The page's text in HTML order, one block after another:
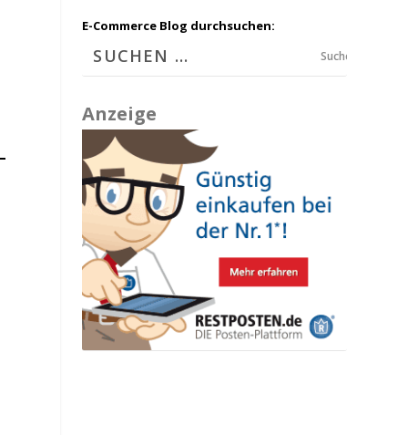
E-Commerce Blog durchsuchen:
Suchen
Anzeige